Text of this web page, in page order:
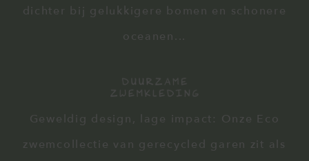
dichter bij gelukkigere bomen en schonere
oceanen...
Geweldig design, lage impact: Onze Eco
zwemcollectie van gerecycled garen zit als